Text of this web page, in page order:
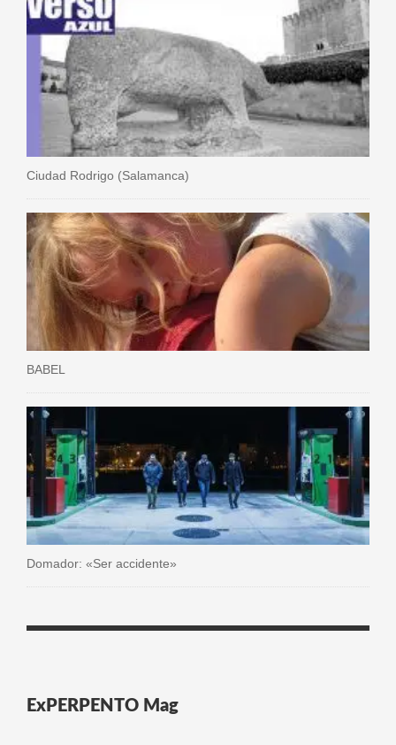
Ciudad Rodrigo (Salamanca)
BABEL
Domador: «Ser accidente»
ExPERPENTO Mag